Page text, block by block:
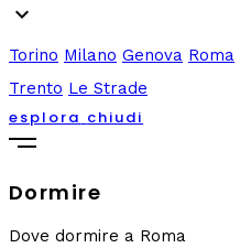
expand_more
Torino Milano Genova Roma
Trento Le Strade
esplora chiudi
Dormire
Dove dormire a Roma